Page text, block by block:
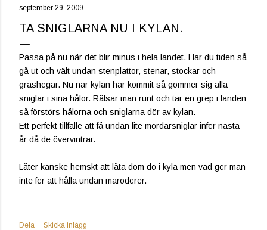
september 29, 2009
TA SNIGLARNA NU I KYLAN.
Passa på nu när det blir minus i hela landet. Har du tiden så
gå ut och vält undan stenplattor, stenar, stockar och
gräshögar. Nu när kylan har kommit så gömmer sig alla
sniglar i sina hålor. Räfsar man runt och tar en grep i landen
så förstörs hålorna och sniglarna dör av kylan.
Ett perfekt tillfälle att få undan lite mördarsniglar inför nästa
år då de övervintrar.
Låter kanske hemskt att låta dom dö i kyla men vad gör man
inte för att hålla undan marodörer.
Dela
Skicka inlägg